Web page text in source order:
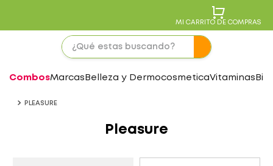
MI CARRITO DE COMPRAS
CombosMarcas Belleza y DermocosmeticaVitaminas
PLEASURE
Pleasure